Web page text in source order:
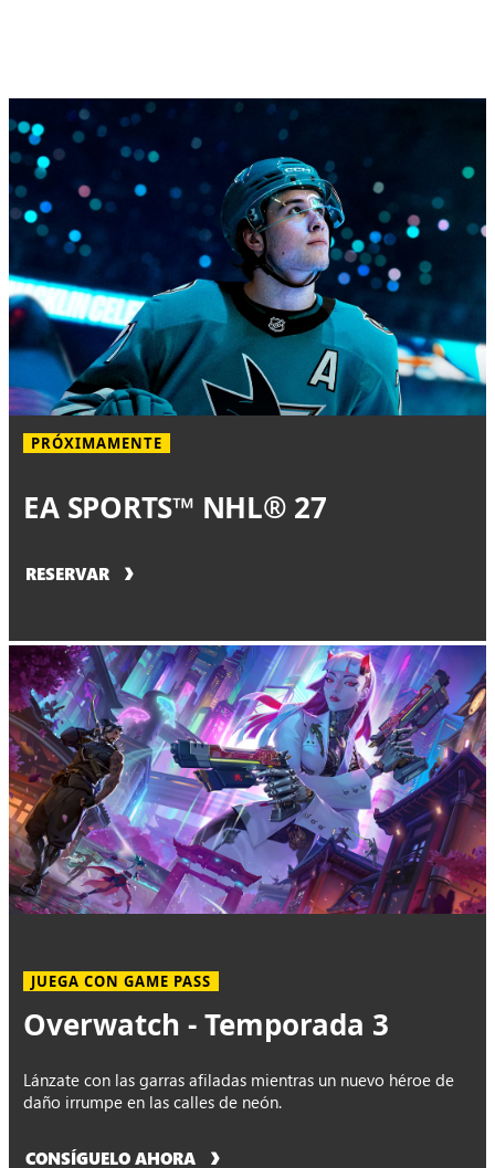
PRÓXIMAMENTE
EA SPORTS™ NHL® 27
RESERVAR
JUEGA CON GAME PASS
Overwatch - Temporada 3
Lánzate con las garras afiladas mientras un nuevo héroe de
daño irrumpe en las calles de neón.
CONSÍGUELO AHORA